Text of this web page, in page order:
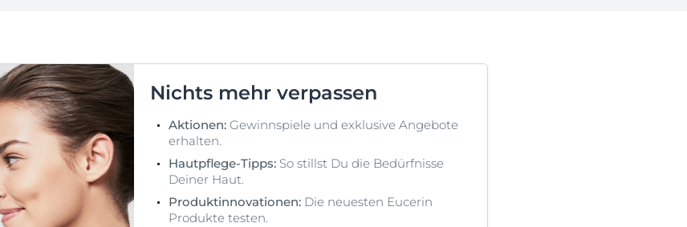
Nichts mehr verpassen
Aktionen:Gewinnspiele und exklusive Angebote
erhalten.
Hautpflege-Tipps: So stillst Du die Bedürfnisse
Deiner Haut.
Produktinnovationen: Die neuesten Eucerin
Produkte testen.